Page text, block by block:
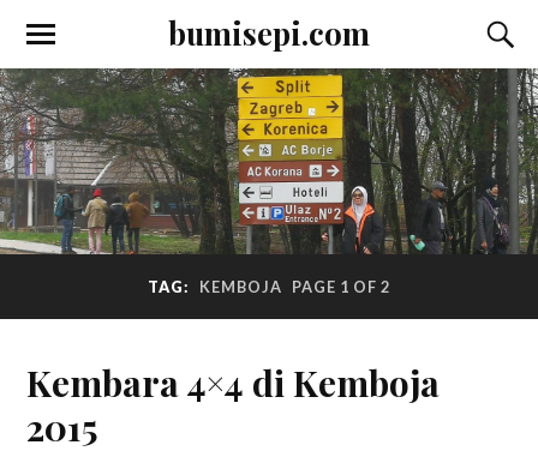
bumisepi.com
TAG: KEMBOJA PAGE 1 OF 2
Kembara 4×4 di Kemboja
2015